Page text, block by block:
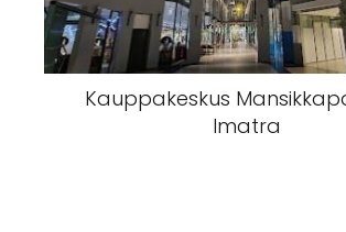
Kauppakeskus
Imatra